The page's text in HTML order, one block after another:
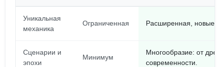
Уникальная
механика
Ограниченная Расширенная, новые
Сценарии и
эпохи
Минимум
Многообразие: от
современности.